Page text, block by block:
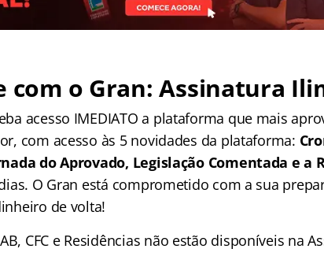
com o Gran: Assinatura
acesso IMEDIATO a plataforma que mais
com acesso às 5 novidades da plataforma:
do Aprovado, Legislação Comentada e a
O Gran está comprometido com a sua
de volta!
CFC e Residências não estão disponíveis na